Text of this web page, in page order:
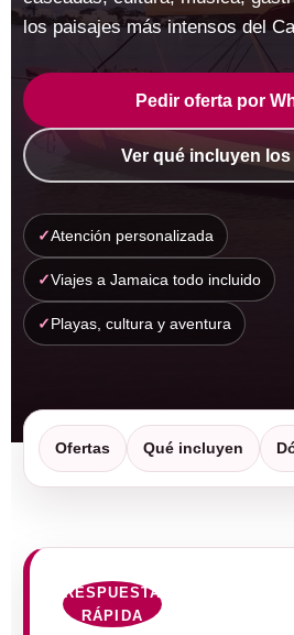
los paisajes más intensos del
Pedir oferta por
Ver qué incluyen
Atención personalizada
Viajes a Jamaica todo incluido
Playas, cultura y aventura
Ofertas Qué incluyen
RESPUESTA
RÁPIDA